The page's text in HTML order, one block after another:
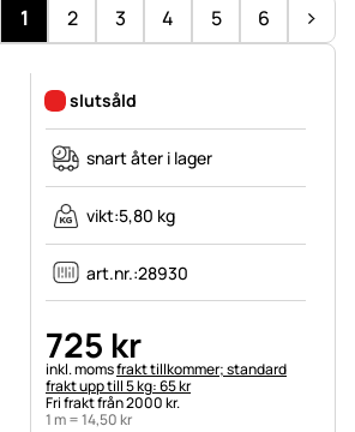
1
2 3 4 5 6
slutsåld
snart åter i lager
vikt:5,80 kg
art.nr.:28930
725 kr
Skatteinformation:
inkl. momsfrakt tillkommer; standard
frakt upp till 5 kg: 65 kr
Fri frakt från 2000 kr.
1 m =14,50kr